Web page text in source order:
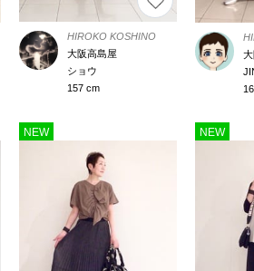
HIROKO KOSHINO
大阪高島屋
ショウ
157 cm
NEW NEW